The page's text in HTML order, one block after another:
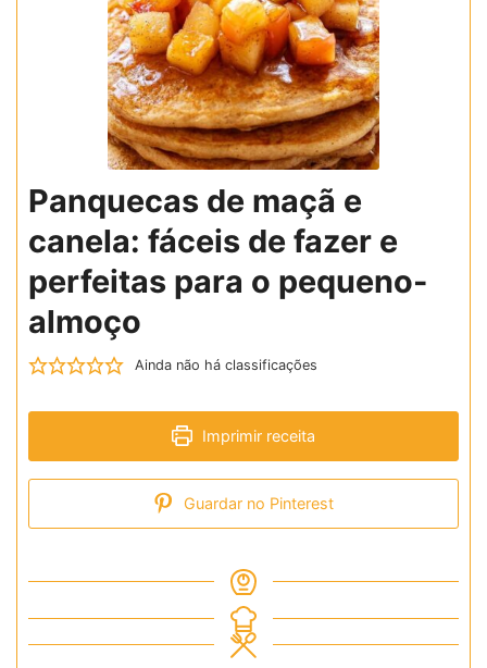
Panquecas de maçã e
canela: fáceis de fazer e
perfeitas para o pequeno-
almoço
Ainda não há classificações
Imprimir receita
Guardar no Pinterest